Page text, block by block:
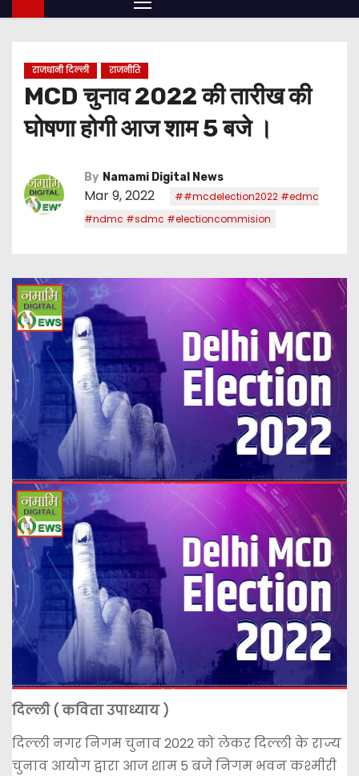
राजधानी दिल्ली राजनीति
MCD चुनाव 2022 की तारीख की
घोषणा होगी आज शाम 5 बजे ।
By Namami Digital News
Mar 9, 2022
##mcdelection2022 #edmc
#ndmc #sdmc #electioncommision
दिल्ली ( कविता उपाध्याय )
दिल्ली नगर निगम चुनाव 2022 को लेकर दिल्ली के राज्य
चुनाव आयोग द्वारा आज शाम 5 बजे निगम भवन कश्मीरी